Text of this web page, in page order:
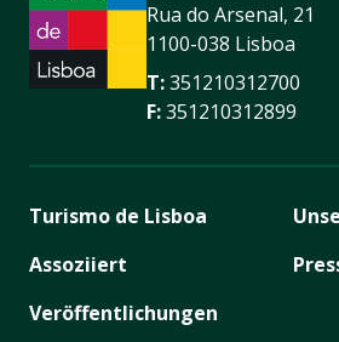
Rua do Arsenal, 21
1100-038 Lisboa
T:351210312700
F:351210312899
Turismo de Lisboa
Assoziiert
Veröffentlichungen